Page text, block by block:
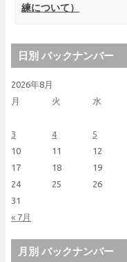
練について）
日別 バックナンバー
2026年8月
月
火 水
« 7月
3
4 5
10
11 12
17
18 19
24
25 26
31
月別 バックナンバー